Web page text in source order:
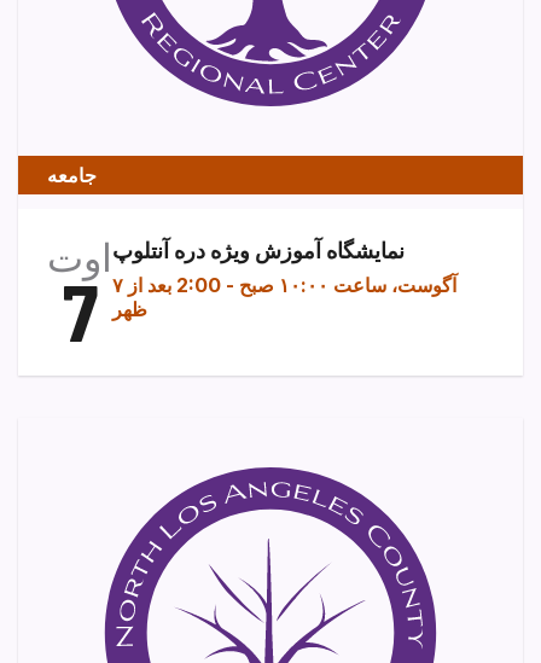
جامعه
اوت
7
نمایشگاه آموزش ویژه دره آنتلوپ
۷ آگوست، ساعت ۱۰:۰۰ صبح -
2:00 بعد از
ظهر